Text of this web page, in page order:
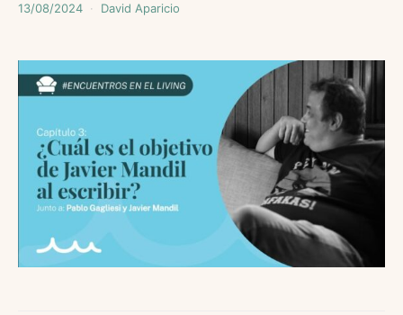
13/08/2024 David Aparicio